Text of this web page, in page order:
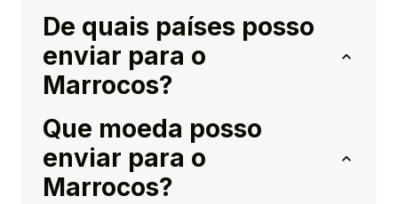
De quais países posso
enviar para o
Marrocos?
Que moeda posso
enviar para o
Marrocos?